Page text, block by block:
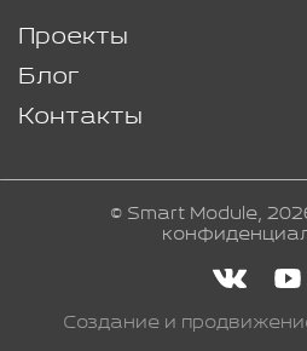
Проекты
Блог
Контакты
© Smart Module,
Создание и